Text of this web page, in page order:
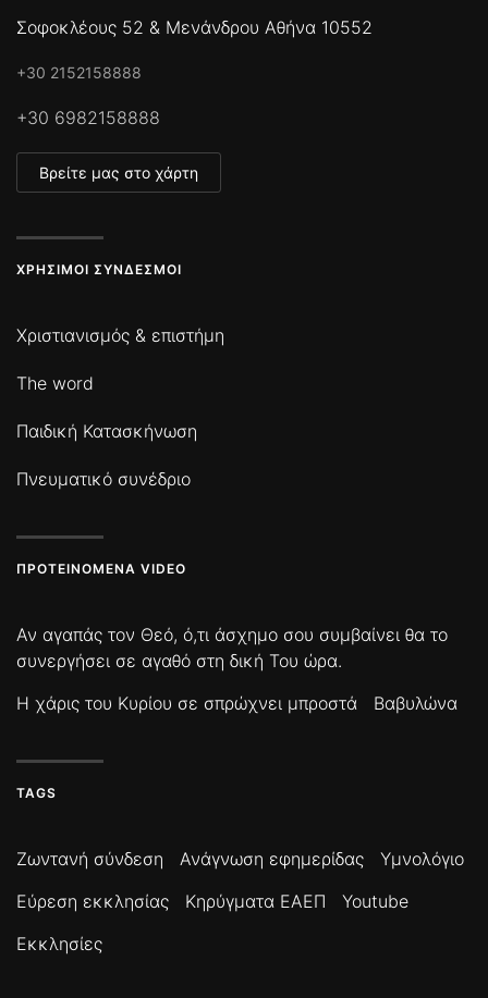
Σοφοκλέους 52 & Μενάνδρου Αθήνα 10552
+30 2152158888
+30 6982158888
Βρείτε μας στο χάρτη
ΧΡΉΣΙΜΟΙ ΣΎΝΔΕΣΜΟΙ
Χριστιανισμός & επιστήμη
The word
Παιδική Κατασκήνωση
Πνευματικό συνέδριο
ΠΡΟΤΕΙΝΌΜΕΝΑ VIDEO
Αν αγαπάς τον Θεό, ό,τι άσχημο σου συμβαίνει θα το
συνεργήσει σε αγαθό στη δική Του ώρα.
Η χάρις του Κυρίου σε σπρώχνει μπροστά
Βαβυλώνα
TAGS
Ζωντανή σύνδεση Ανάγνωση εφημερίδας
Υμνολόγιο
Εύρεση εκκλησίας
Κηρύγματα ΕΑΕΠ
Youtube
Εκκλησίες